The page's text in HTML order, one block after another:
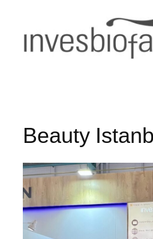
content
Beauty